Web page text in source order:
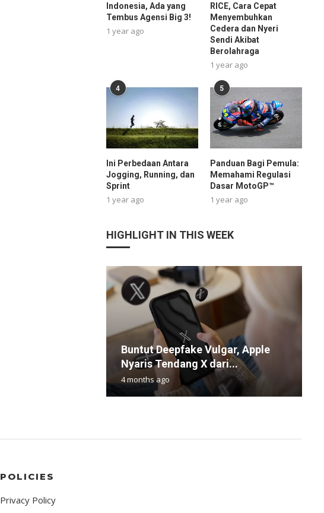
Indonesia, Ada yang
Tembus Agensi Big 3!
1 year ago
RICE, Cara Cepat
Menyembuhkan
Cedera dan Nyeri
Sendi Akibat
Berolahraga
1 year ago
4
Ini Perbedaan Antara
Jogging, Running, dan
Sprint
1 year ago
5
Panduan Bagi Pemula:
Memahami Regulasi
Dasar MotoGP™
1 year ago
HIGHLIGHT IN THIS WEEK
Buntut Deepfake Vulgar, Apple
Nyaris Tendang X dari...
4 months ago
POLICIES
Privacy Policy